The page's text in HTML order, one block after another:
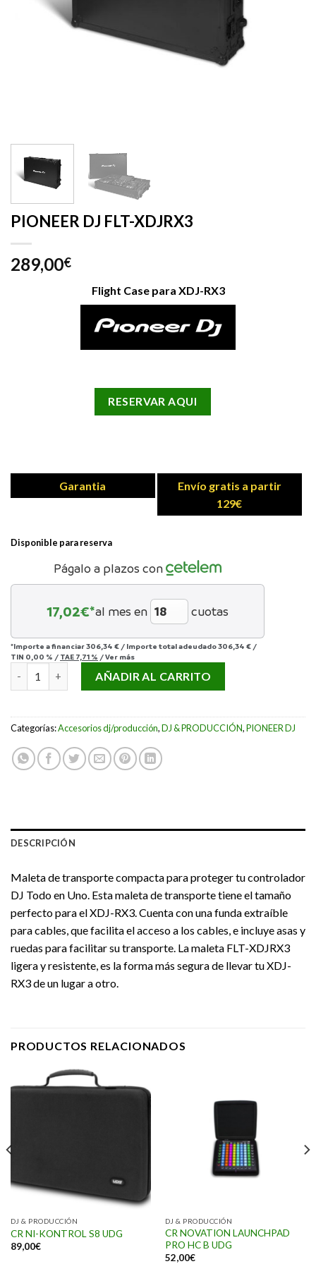
PIONEER DJ FLT-XDJRX3
289,00€
Flight Case para XDJ-RX3
RESERVAR AQUI
Garantia
Envío gratis a partir
129€
Disponible para reserva
Págalo a plazos con
17,02€*al mes en cuotas
*Importe a financiar306,34 € / Importe total adeudado306,34 € /
TIN 0,00 % / TAE 7,71 % /Ver más
PIONEER DJ FLT-XDJRX3 cantidad
AÑADIR AL CARRITO
Categorías:Accesorios dj/producción,DJ & PRODUCCIÓN,PIONEER DJ
DESCRIPCIÓN
Maleta de transporte compacta para proteger tu controlador
DJ Todo en Uno. Esta maleta de transporte tiene el tamaño
perfecto para el XDJ-RX3. Cuenta con una funda extraíble
para cables, que facilita el acceso a los cables, e incluye asas y
ruedas para facilitar su transporte. La maleta FLT-XDJRX3
ligera y resistente, es la forma más segura de llevar tu XDJ-
RX3 de un lugar a otro.
PRODUCTOS RELACIONADOS
DJ & PRODUCCIÓN
CR NI-KONTROL S8 UDG
89,00€
DJ & PRODUCCIÓN
CR NOVATION LAUNCHPAD
PRO HC B UDG
52,00€